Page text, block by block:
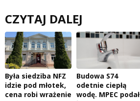
CZYTAJ DALEJ
Była siedziba NFZ
idzie pod młotek,
cena robi wrażenie
Budowa S74
odetnie ciepłą
wodę. MPEC podał